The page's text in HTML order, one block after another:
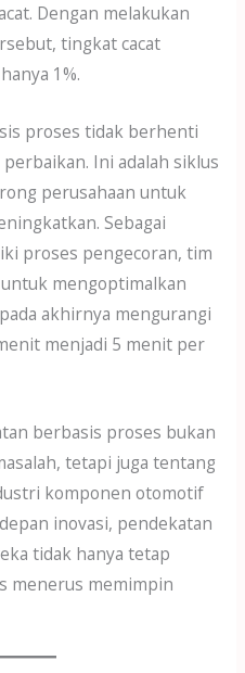
Dengan melakukan
tingkat cacat
1%.
proses tidak berhenti
Ini adalah siklus
perusahaan untuk
Sebagai
proses pengecoran, tim
mengoptimalkan
akhirnya mengurangi
menjadi 5 menit per
berbasis proses bukan
tetapi juga tentang
komponen otomotif
inovasi, pendekatan
tidak hanya tetap
menerus memimpin